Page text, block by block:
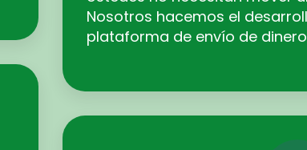
Nosotros hacemos el
plataforma de envío de